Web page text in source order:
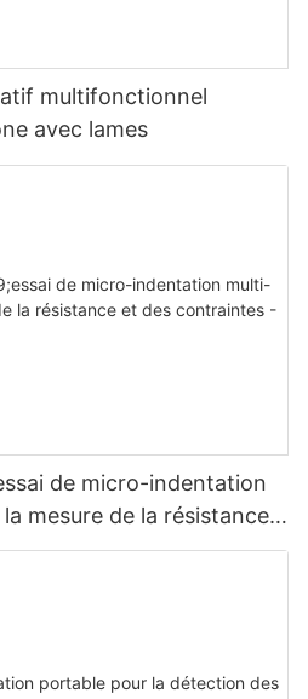
multifonctionnel
avec lames
de micro-indentation
mesure de la résistance
Dryer